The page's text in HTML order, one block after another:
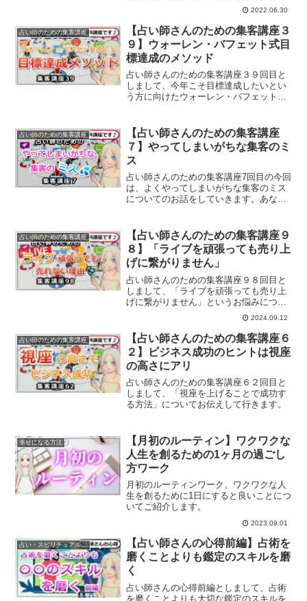
2022.06.30
占い師のための集客講座
【占い師さんのための集客講座３
９】ウォーレン・バフェット式目
標達成のメソッド
占い師さんのための集客講座３９回目と
しまして、今年こそ目標達成したいとい
う方に向けたウォーレン・バフェット式
占い師のための集客講座
【占い師さんのための集客講座
７】やってしまいがちな集客のミ
ス
占い師さんのための集客講座7回目の今回
は、よくやってしまいがちな集客のミス
についてのお話をしていきます。あなた
占い師のための集客講座
【占い師さんのための集客講座９
８】「ライブを頑張っても売り上
げに繋がりません」
占い師さんのための集客講座９８回目と
しまして、「ライブを頑張っても売り上
げに繋がりません」というお悩みについ
2024.09.12
占い師のための集客講座
【占い師さんのための集客講座６
２】ビジネス成功のヒントは視座
の高さにアリ
占い師さんのための集客講座６２回目と
しまして、「視座を上げることで成功す
る方法」についてお伝えして行きます。
幸せになる方法
【月初のルーティン】ワクワクな
人生を創るための1ヶ月の過ごし
方ワーク
月初のルーティンワーク、ワクワクな人
生を創るために1日にすると良いことにつ
いてご紹介します。
2023.09.01
占い・スピリチュアルビジネス
【占い師さんの心得前編】占術を
磨くことよりも鑑定のスキルを磨
く
占い師さんの心得前編としまして、占術
を磨くことよりも大切な鑑定のスキルを